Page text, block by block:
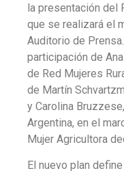
la presentación del
que se realizará el
Auditorio de
participación de
de Red Mujeres
de Martín
y Carolina
Argentina, en el
Mujer Agricultora
El nuevo plan